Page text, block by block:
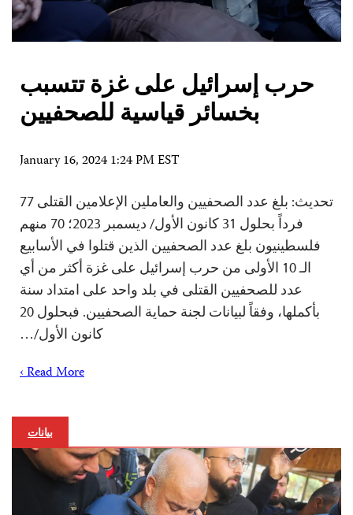
حرب إسرائيل على غزة تتسبب
بخسائر قياسية للصحفيين
January 16, 2024 1:24 PM EST
تحديث: بلغ عدد الصحفيين والعاملين الإعلامين القتلى 77
فرداً بحلول 31 كانون الأول/ ديسمبر 2023؛ 70 منهم
فلسطينيون بلغ عدد الصحفيين الذين قتلوا في الأسابيع
الـ 10 الأولى من حرب إسرائيل على غزة أكثر من أي
عدد للصحفيين القتلى في بلد واحد على امتداد سنة
بأكملها، وفقاً لبيانات لجنة حماية الصحفيين. فبحلول 20
كانون الأول/…
Read More ›
بيانات